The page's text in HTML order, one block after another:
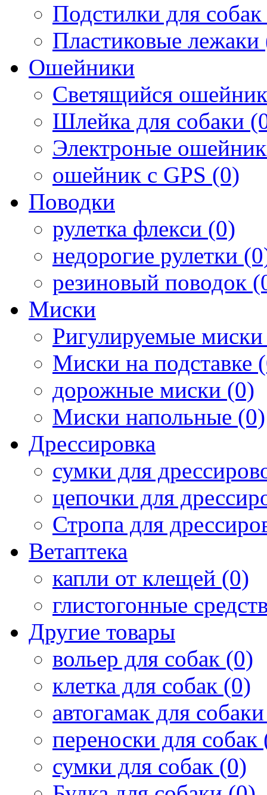
Подстилки для
Пластиковые лежаки
Ошейники
Светящийся
Шлейка для собаки
Электроные
ошейник с GPS (0)
Поводки
рулетка флекси (0)
недорогие рулетки
резиновый поводок
Миски
Ригулируемые
Миски на подставке
дорожные миски (0)
Миски напольные (0)
Дрессировка
сумки для
цепочки для
Стропа для
Ветаптека
капли от клещей (0)
глистогонные
Другие товары
вольер для собак (0)
клетка для собак (0)
автогамак для
переноски для собак
сумки для собак (0)